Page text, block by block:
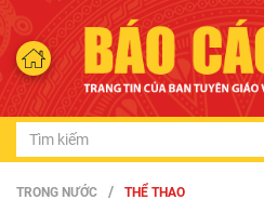
TRONG NƯỚC THỂ THAO